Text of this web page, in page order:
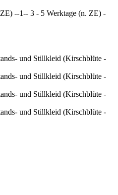
3 - 5 Werktage (n. ZE) -